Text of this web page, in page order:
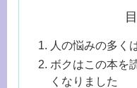
人の悩みの多く
ボクはこの本を
くなりました